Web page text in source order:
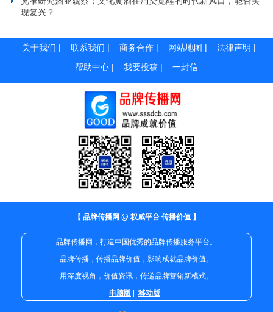
现复兴？
关于我们 | 联系我们 | 商务合作 | 网站地图 | 法律声明 |
帮助中心 | 我要投稿 | 一封信
【 品牌传播网 @ 权威平台 传播价值 】
品牌传播网，打造中国优秀的品牌传播服务平台。
品牌传播，传播品牌价值，影响成就品牌价值。
用深度视角，价值资讯，传递品牌营销新模式。
电脑版
移动版